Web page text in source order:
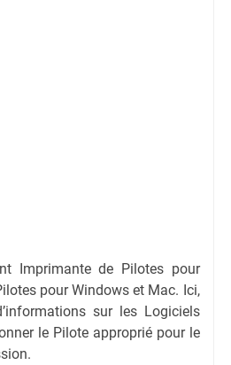
Imprimante de Pilotes pour
pour Windows et Mac. Ici,
sur les Logiciels
le Pilote approprié pour le